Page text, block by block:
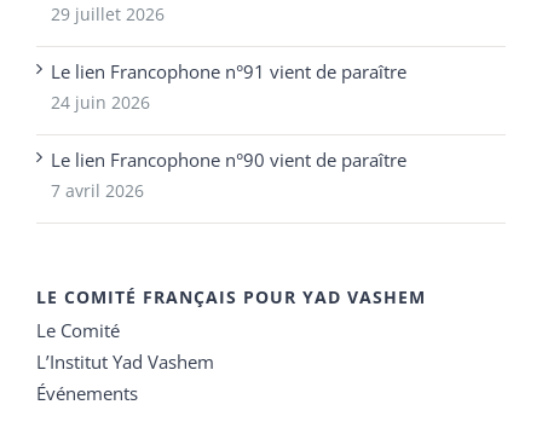
29 juillet 2026
Le lien Francophone n°91 vient de paraître
24 juin 2026
Le lien Francophone n°90 vient de paraître
7 avril 2026
LE COMITÉ FRANÇAIS POUR YAD VASHEM
Le Comité
L’Institut Yad Vashem
Événements